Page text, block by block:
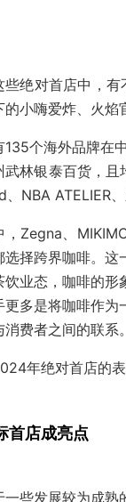
些绝对首店中，
的小嗨爱炸、火焰
135个海外品牌在
武林银泰百货，
、NBA ATELIER
，Zegna、
选择跨界咖啡。这
饮业态，咖啡的形
更多是将咖啡作为
消费者之间的联系。
年绝对首店的
首店成亮点
一些发展较为成熟